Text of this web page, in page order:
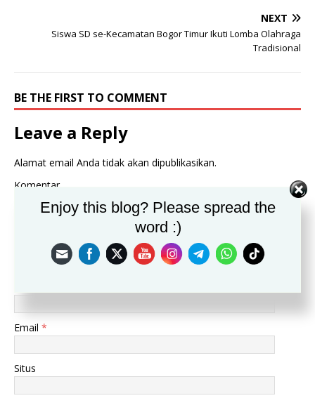
NEXT
Siswa SD se-Kecamatan Bogor Timur Ikuti Lomba Olahraga
Tradisional
BE THE FIRST TO COMMENT
Leave a Reply
Alamat email Anda tidak akan dipublikasikan.
Komentar
Email *
Situs
Enjoy this blog? Please spread the
word :)